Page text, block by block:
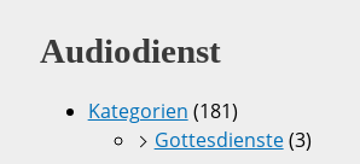
Audiodienst
Kategorien (181)
Gottesdienste(3)